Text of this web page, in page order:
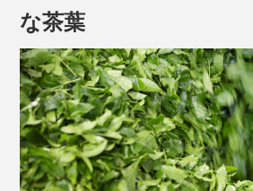
「いっぷくどうぞ。」の言葉には、
るように茶を味わい、くつろいで
こめられているのだとか。
な茶葉